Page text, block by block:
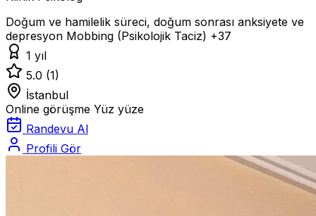
Doğum ve hamilelik süreci, doğum sonrası anksiyete ve
depresyon Mobbing (Psikolojik Taciz) +37
1 yıl
5.0 (1)
İstanbul
Online görüşme Yüz yüze
Randevu Al
Profili Gör